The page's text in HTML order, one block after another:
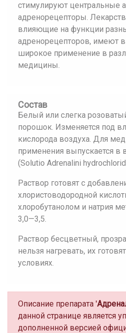
стимулируют центральные
адренорецепторы.
влияющие на функции
адренорецепторов, имеют
широкое применение в
медицины.
Состав
Белый или слегка
порошок. Изменяется под
кислорода воздуха. Для
применения выпускается в
(Solutio Аdrеnаlini
Раствор готовят с
хлористоводородной
хлоробутанолом и натрия
3,0—3,5.
Раствор бесцветный,
нельзя нагревать, их
условиях.
Описание препарата '
данной странице является
дополненной версией